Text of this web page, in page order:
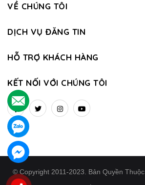
VỀ CHÚNG TÔI
DỊCH VỤ ĐĂNG TIN
HỖ TRỢ KHÁCH HÀNG
KẾT NỐI VỚI CHÚNG TÔI
© Copyright 2011-2023. Bản Quyền Thuộc
.
.
.